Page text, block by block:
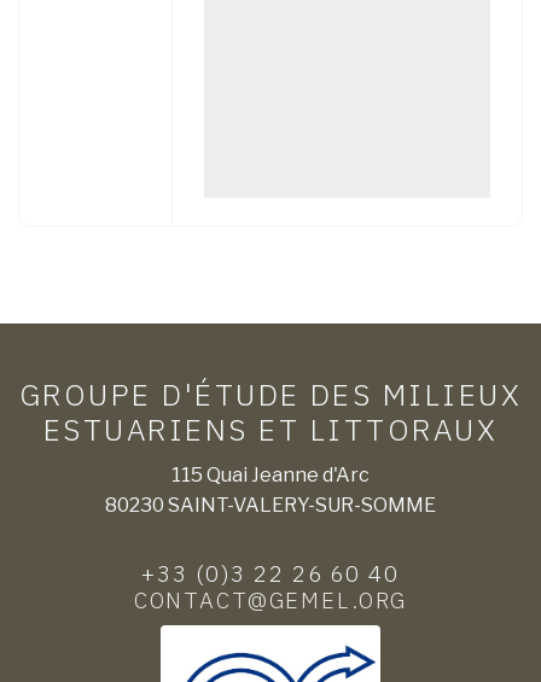
GROUPE D'ÉTUDE DES MILIEUX
ESTUARIENS ET LITTORAUX
115 Quai Jeanne d'Arc
80230 SAINT-VALERY-SUR-SOMME
+33 (0)3 22 26 60 40
CONTACT@GEMEL.ORG